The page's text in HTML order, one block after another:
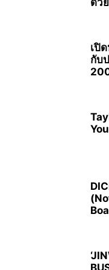
เปิ
กับ